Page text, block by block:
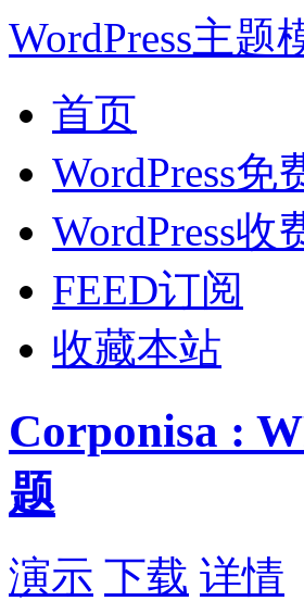
WordPress主题
首页
WordPress免
WordPress收
FEED订阅
收藏本站
Corponisa :
题
演示 下载 详情